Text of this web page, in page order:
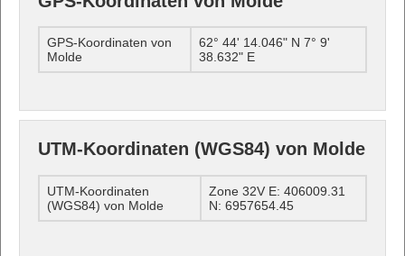
GPS-Koordinaten von
Molde
62° 44' 14.046" N 7° 9'
38.632" E
UTM-Koordinaten (WGS84) von Molde
UTM-Koordinaten
(WGS84) von Molde
Zone 32V E: 406009.31
N: 6957654.45